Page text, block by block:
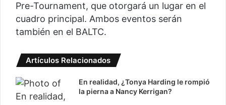
Pre-Tournament, que otorgará un lugar en el
cuadro principal. Ambos eventos serán
también en el BALTC.
Artículos Relacionados
En realidad, ¿Tonya Harding le rompió
la pierna a Nancy Kerrigan?